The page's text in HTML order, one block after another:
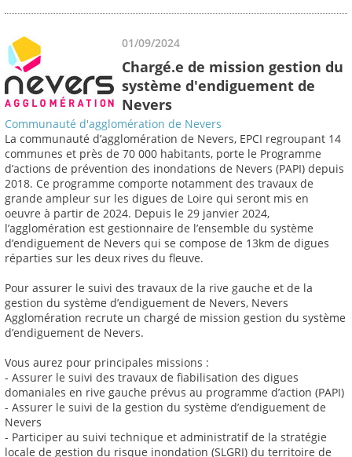
01/09/2024
Chargé.e de mission gestion du
système d'endiguement de
Nevers
Communauté d'agglomération de Nevers
La communauté d’agglomération de Nevers, EPCI regroupant 14
communes et près de 70 000 habitants, porte le Programme
d’actions de prévention des inondations de Nevers (PAPI) depuis
2018. Ce programme comporte notamment des travaux de
grande ampleur sur les digues de Loire qui seront mis en
oeuvre à partir de 2024. Depuis le 29 janvier 2024,
l’agglomération est gestionnaire de l’ensemble du système
d’endiguement de Nevers qui se compose de 13km de digues
réparties sur les deux rives du fleuve.
Pour assurer le suivi des travaux de la rive gauche et de la
gestion du système d’endiguement de Nevers, Nevers
Agglomération recrute un chargé de mission gestion du système
d’endiguement de Nevers.
Vous aurez pour principales missions :
- Assurer le suivi des travaux de fiabilisation des digues
domaniales en rive gauche prévus au programme d’action (PAPI)
- Assurer le suivi de la gestion du système d’endiguement de
Nevers
- Participer au suivi technique et administratif de la stratégie
locale de gestion du risque inondation (SLGRI) du territoire de